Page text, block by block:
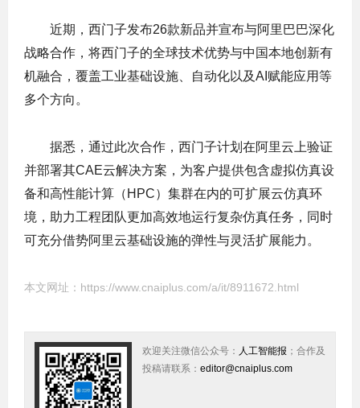
近期，西门子发布26款新品并宣布与阿里巴巴深化
战略合作，将西门子的全球技术优势与中国本地创新有
机融合，覆盖工业基础设施、自动化以及AI赋能应用等
多个方向。
据悉，通过此次合作，西门子计划在阿里云上验证
并部署其CAE云解决方案，为客户提供包含虚拟仿真设
备和高性能计算（HPC）集群在内的可扩展云仿真环
境，助力工程团队更加高效地运行复杂仿真任务，同时
可充分借势阿里云基础设施的弹性与灵活扩展能力。
本文网址： https://www.cnaiplus.com/a/it/8911672.html
欢迎关注微信公众号： 人工智能报 ；合作及
投稿请联系： editor@cnaiplus.com